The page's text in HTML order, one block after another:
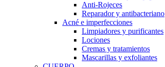
Anti-Rojeces
Reparador y antibacteriano
Acné e imperfecciones
Limpiadores y purificantes
Lociones
Cremas y tratamientos
Mascarillas y exfoliantes